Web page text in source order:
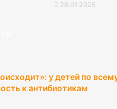
26.01.2025
у детей по
к антибиотикам